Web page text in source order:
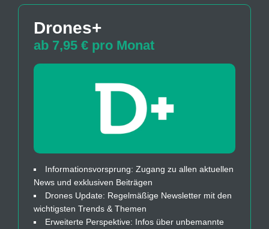
Drones+
ab 7,95 € pro Monat
Informationsvorsprung: Zugang zu allen aktuellen
News und exklusiven Beiträgen
Drones Update: Regelmäßige Newsletter mit den
wichtigsten Trends & Themen
Erweiterte Perspektive: Infos über unbemannte